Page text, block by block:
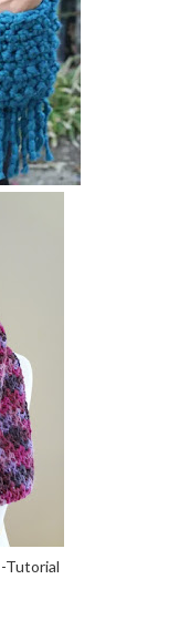
-Tutorial